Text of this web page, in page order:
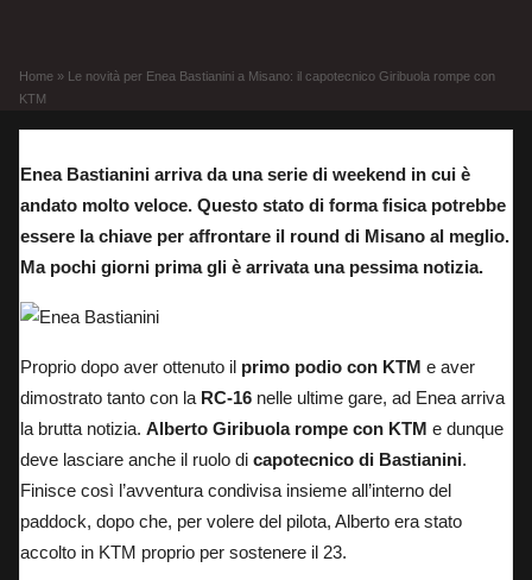
Home » Le novità per Enea Bastianini a Misano: il capotecnico Giribuola rompe con
KTM
Enea Bastianini arriva da una serie di weekend in cui è
andato molto veloce. Questo stato di forma fisica potrebbe
essere la chiave per affrontare il round di Misano al meglio.
Ma pochi giorni prima gli è arrivata una pessima notizia.
Proprio dopo aver ottenuto il primo podio con KTM e aver
dimostrato tanto con la RC-16 nelle ultime gare, ad Enea arriva
la brutta notizia. Alberto Giribuola rompe con KTM e dunque
deve lasciare anche il ruolo di capotecnico di Bastianini.
Finisce così l’avventura condivisa insieme all’interno del
paddock, dopo che, per volere del pilota, Alberto era stato
accolto in KTM proprio per sostenere il 23.